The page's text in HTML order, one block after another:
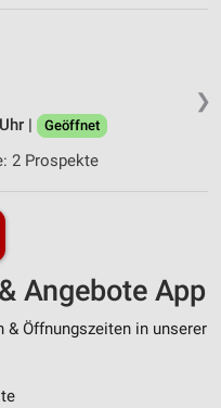
❯
|
Geöffnet
2 Prospekte
Angebote App
& Öffnungszeiten in unserer